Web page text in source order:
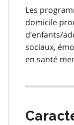
Les
domicile
d’enfants/
sociaux,
en santé